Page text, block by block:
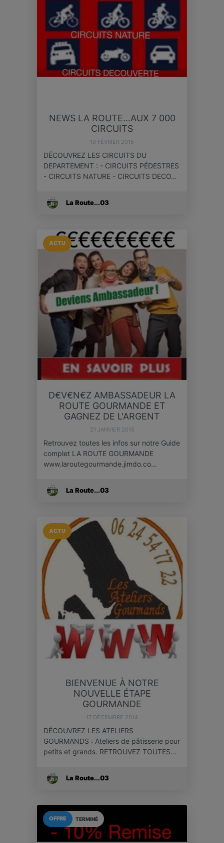
NEWS LA ROUTE...AUX 7 000
CIRCUITS
10 FÉVRIER 2015
DÉCOUVREZ LES CIRCUITS DU
DEPARTEMENT : - CIRCUITS PÉDESTRES
- CIRCUITS NATURE - CIRCUITS DECO…
La Route...03
ACTU
D€V€N€Z AMBASSADEUR LA
ROUTE GOURMANDE ET
GAGNEZ DE L'ARGENT
21 JANVIER 2015
Retrouvez toutes les infos sur notre Guide
complet LA ROUTE GOURMANDE
www.laroutegourmande.jimdo.co…
La Route...03
ACTU
BIENVENUE À NOTRE
NOUVELLE ÉTAPE
GOURMANDE
17 DÉCEMBRE 2014
DÉCOUVREZ LES ATELIERS
GOURMANDS : Ateliers de pâtisserie pour
petits et grands. RETROUVEZ TOUTES…
La Route...03
TERMINÉ
OFFRE